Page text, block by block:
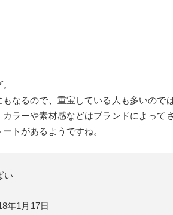
なるので、重宝している人も多いので
ラーや素材感などはブランドによってさ
トがあるようですね。
い
年1月17日